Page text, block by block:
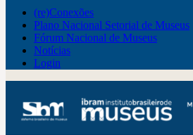
(re)Conexões
Plano Nacional Setorial de Museus
Fórum Nacional de Museus
Notícias
Login